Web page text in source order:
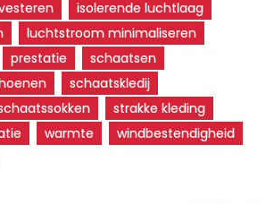
isolerende luchtlaag
luchtstroom minimaliseren
prestatie
schaatsen
schaatskledij
strakke kleding
warmte
windbestendigheid